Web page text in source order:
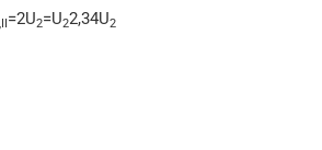
=2U2=U22,34U2